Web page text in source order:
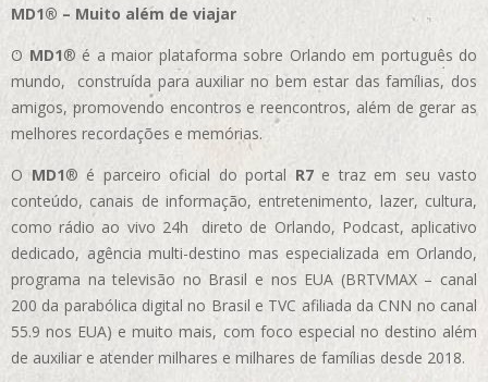
MD1® – Muito além de viajar
O MD1® é a maior plataforma sobre Orlando em português do
mundo, construída para auxiliar no bem estar das famílias, dos
amigos, promovendo encontros e reencontros, além de gerar as
melhores recordações e memórias.
OMD1® é parceiro oficial do portal R7e traz em seu vasto
conteúdo, canais de informação, entretenimento, lazer, cultura,
como rádio ao vivo 24h direto de Orlando, Podcast, aplicativo
dedicado, agência multi-destino mas especializada em Orlando,
programa na televisão no Brasil e nos EUA (BRTVMAX – canal
200 da parabólica digital no Brasil e TVC afiliada da CNN no canal
55.9 nos EUA) e muito mais, com foco especial no destino além
de auxiliar e atender milhares e milhares de famílias desde 2018.